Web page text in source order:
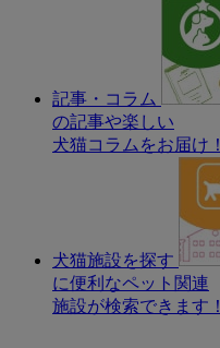
記事・コラム
の記事や楽しい
犬猫コラムをお届け！
犬猫施設を探す
に便利なペット関連
施設が検索できます！